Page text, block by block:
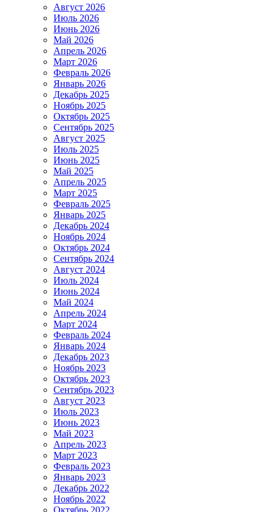
Август 2026
Июль 2026
Июнь 2026
Май 2026
Апрель 2026
Март 2026
Февраль 2026
Январь 2026
Декабрь 2025
Ноябрь 2025
Октябрь 2025
Сентябрь 2025
Август 2025
Июль 2025
Июнь 2025
Май 2025
Апрель 2025
Март 2025
Февраль 2025
Январь 2025
Декабрь 2024
Ноябрь 2024
Октябрь 2024
Сентябрь 2024
Август 2024
Июль 2024
Июнь 2024
Май 2024
Апрель 2024
Март 2024
Февраль 2024
Январь 2024
Декабрь 2023
Ноябрь 2023
Октябрь 2023
Сентябрь 2023
Август 2023
Июль 2023
Июнь 2023
Май 2023
Апрель 2023
Март 2023
Февраль 2023
Январь 2023
Декабрь 2022
Ноябрь 2022
Октябрь 2022